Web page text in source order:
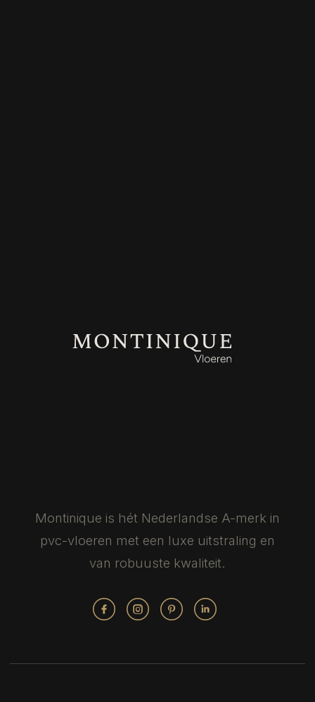
Montinique is hét Nederlandse A-merk in
pvc-vloeren met een luxe uitstraling en
van robuuste kwaliteit.